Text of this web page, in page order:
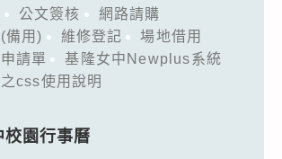
公文簽核
網路請購
備用)
維修登記
場地借用
請單
基隆女中Newplus系統
css使用說明
校園行事曆